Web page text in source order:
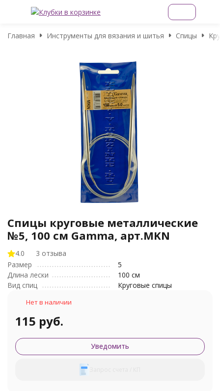
Главная Инструменты для вязания и шитья Спицы
Спицы круговые металлические
№5, 100 см Gamma, арт.MKN
4.0
3 отзыва
Размер
5
Длина лески
100 см
Вид спиц
Круговые спицы
Нет в наличии
115 руб.
Уведомить